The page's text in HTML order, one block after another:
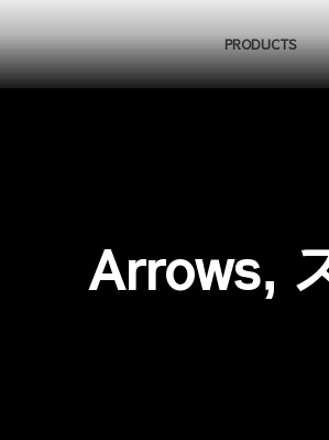
PRODUCTS
Arrows,